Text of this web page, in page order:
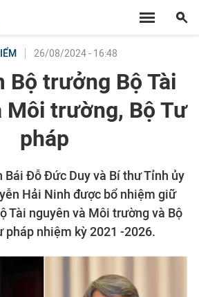
26/08/2024 - 16:48
Bộ trưởng Bộ Tài
Môi trường, Bộ Tư
pháp
Bái Đỗ Đức Duy và Bí thư Tỉnh ủy
Hải Ninh được bổ nhiệm giữ
Tài nguyên và Môi trường và Bộ
pháp nhiệm kỳ 2021 -2026.